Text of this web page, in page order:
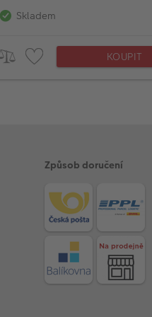
Skladem
KOUPIT
Způsob doručení